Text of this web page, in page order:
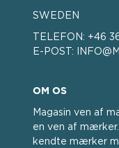
SWEDEN
TELEFON: +46
E-POST:
OM OS
Magasin ven af
en ven af
kendte mærker